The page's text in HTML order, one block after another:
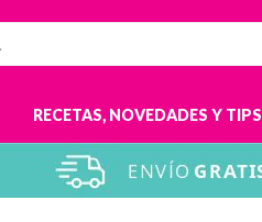
RECETAS, NOVEDADES Y TIPS